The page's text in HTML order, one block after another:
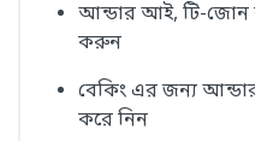
আন্ডার আই, টি-জোন
করুন
বেকিং এর জন্য
করে নিন